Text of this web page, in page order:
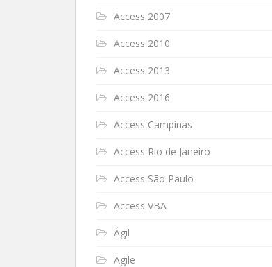
Access 2007
Access 2010
Access 2013
Access 2016
Access Campinas
Access Rio de Janeiro
Access São Paulo
Access VBA
Ágil
Agile